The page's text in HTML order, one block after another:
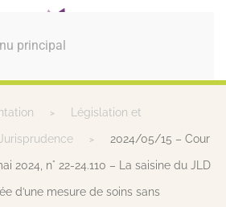
principal
Législation et
Jurisprudence 2024/05/15 – Cour
2024, n° 22-24.110 – La saisine du JLD
d’une mesure de soins sans